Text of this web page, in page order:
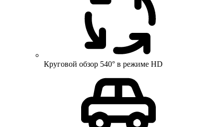
Круговой обзор 540° в режиме HD